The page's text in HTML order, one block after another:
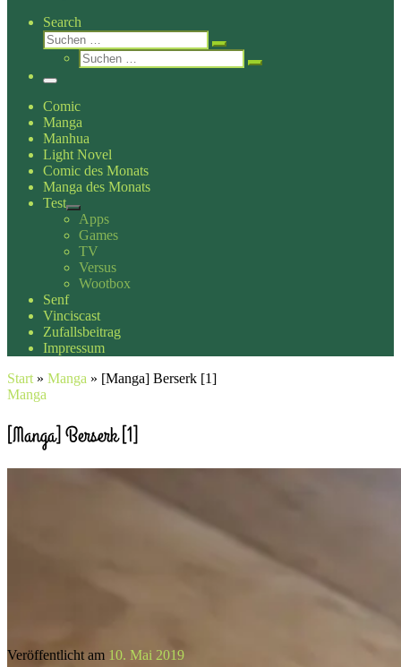
Search
Suche
Suchen …
Suche
Suchen …
Menü
Comic
Manga
Manhua
Light Novel
Comic des Monats
Manga des Monats
Test
Apps
Games
TV
Versus
Wootbox
Senf
Vinciscast
Zufallsbeitrag
Impressum
Start » Manga » [Manga] Berserk [1]
Manga
[Manga] Berserk [1]
Veröffentlicht am 10. Mai 2019